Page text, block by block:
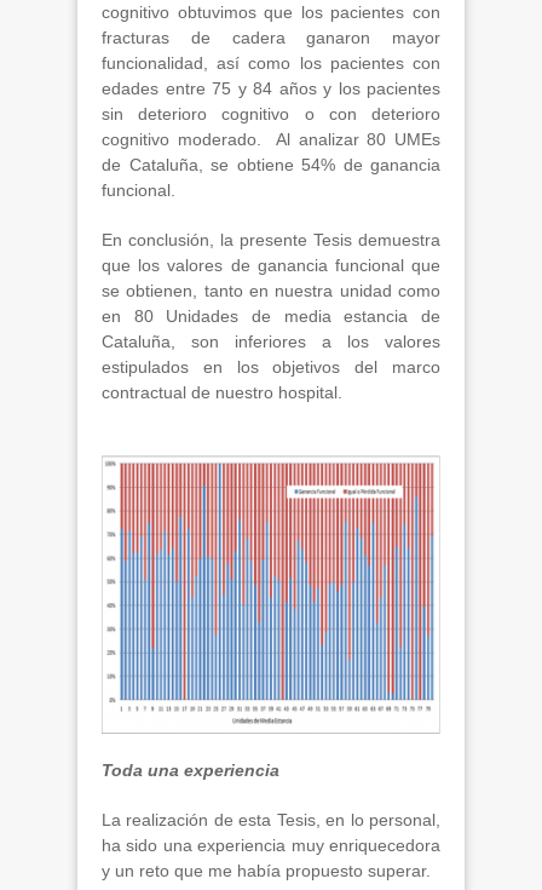
cognitivo obtuvimos que los pacientes con
fracturas de cadera ganaron mayor
funcionalidad, así como los pacientes con
edades entre 75 y 84 años y los pacientes
sin deterioro cognitivo o con deterioro
cognitivo moderado. Al analizar 80 UMEs
de Cataluña, se obtiene 54% de ganancia
funcional.
En conclusión, la presente Tesis demuestra
que los valores de ganancia funcional que
se obtienen, tanto en nuestra unidad como
en 80 Unidades de media estancia de
Cataluña, son inferiores a los valores
estipulados en los objetivos del marco
contractual de nuestro hospital.
Toda una experiencia
La realización de esta Tesis, en lo personal,
ha sido una experiencia muy enriquecedora
y un reto que me había propuesto superar.